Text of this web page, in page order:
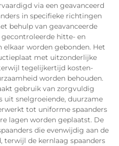
via een geavanceerd
in specifieke richtingen
behulp van geavanceerde
hitte- en
worden gebonden. Het
met uitzonderlijke
tegelijkertijd kosten-
worden behouden.
gebruik van zorgvuldig
uit snelgroeiende, duurzame
tot uniforme spaanders
lagen worden geplaatst. De
die evenwijdig aan de
de kernlaag spaanders